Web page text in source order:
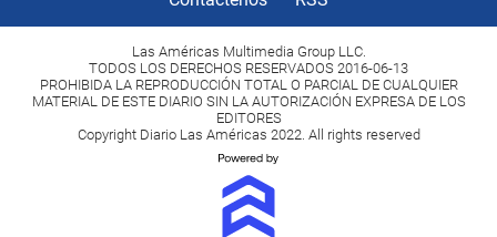
Las Américas Multimedia Group LLC.
TODOS LOS DERECHOS RESERVADOS 2016-06-13
PROHIBIDA LA REPRODUCCIÓN TOTAL O PARCIAL DE CUALQUIER
MATERIAL DE ESTE DIARIO SIN LA AUTORIZACIÓN EXPRESA DE LOS
EDITORES
Copyright Diario Las Américas 2022. All rights reserved